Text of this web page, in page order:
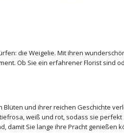
die Weigelie. Mit ihren
Ob Sie ein erfahrener Florist sind
und ihrer reichen Geschichte
weiß und rot, sodass sie perfekt
damit Sie lange ihre Pracht genießen